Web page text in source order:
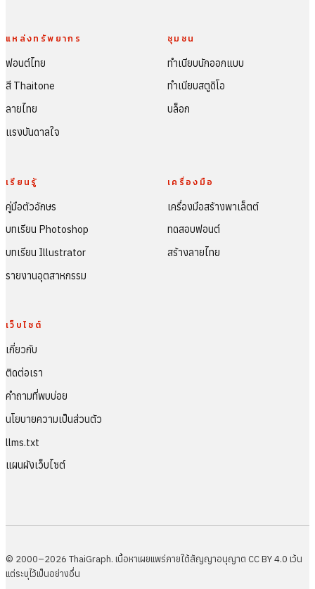
แหล่งทรัพยากร
ฟอนต์ไทย
สี Thaitone
ลายไทย
แรงบันดาลใจ
ชุมชน
ทำเนียบนักออกแบบ
ทำเนียบสตูดิโอ
บล็อก
เรียนรู้
คู่มือตัวอักษร
บทเรียน Photoshop
บทเรียน Illustrator
รายงานอุตสาหกรรม
เครื่องมือ
เครื่องมือสร้างพาเล็ตต์
ทดสอบฟอนต์
สร้างลายไทย
เว็บไซต์
เกี่ยวกับ
ติดต่อเรา
คำถามที่พบบ่อย
นโยบายความเป็นส่วนตัว
llms.txt
แผนผังเว็บไซต์
© 2000–2026 ThaiGraph. เนื้อหาเผยแพร่ภายใต้สัญญาอนุญาต CC BY 4.0 เว้น
แต่ระบุไว้เป็นอย่างอื่น